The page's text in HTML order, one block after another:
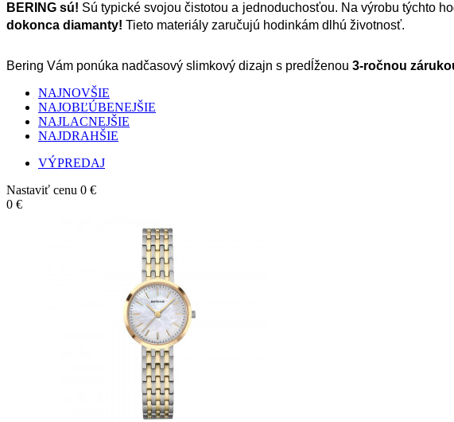
BERING sú! Sú typické svojou čistotou a jednoduchosťou. Na výrobu týchto
dokonca diamanty! Tieto materiály zaručujú hodinkám dlhú životnosť.
Bering Vám ponúka nadčasový slimkový dizajn s predĺženou 3-ročnou
NAJNOVŠIE
NAJOBĽÚBENEJŠIE
NAJLACNEJŠIE
NAJDRAHŠIE
VÝPREDAJ
Nastaviť cenu 0 €
0 €